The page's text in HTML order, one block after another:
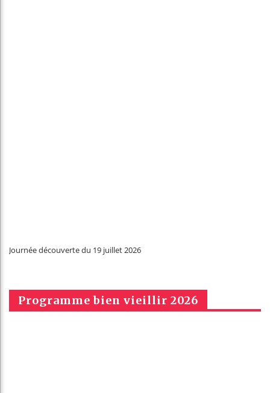
Journée découverte du 19 juillet 2026
Programme bien vieillir 2026